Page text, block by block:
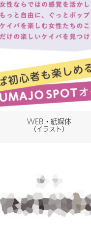
WEB・紙媒体
（イラスト）